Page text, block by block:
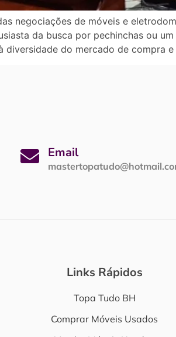
negociações de móveis e
da busca por pechinchas ou
diversidade do mercado de compra
Email
Links Rápidos
Topa Tudo BH
Comprar Móveis Usados